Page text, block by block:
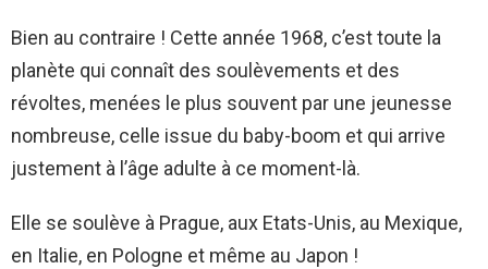
Bien au contraire ! Cette année 1968, c’est toute la
planète qui connaît des soulèvements et des
révoltes, menées le plus souvent par une jeunesse
nombreuse, celle issue du baby-boom et qui arrive
justement à l’âge adulte à ce moment-là.
Elle se soulève à Prague, aux Etats-Unis, au Mexique,
en Italie, en Pologne et même au Japon !